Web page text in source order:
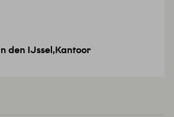
den IJssel ,Kantoor